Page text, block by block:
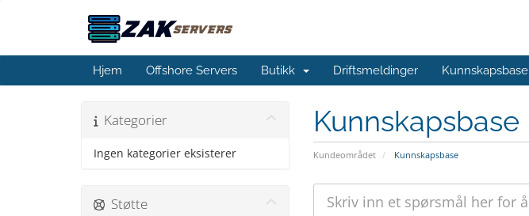
Hjem Offshore Servers Butikk Driftsmeldinger Kunnskapsbase
Kunnskapsbase
Kundeområdet Kunnskapsbase
Kategorier
Ingen kategorier eksisterer
Støtte